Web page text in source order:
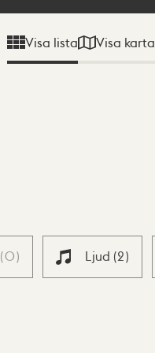
Visa lista Visa karta
(0) Ljud (2)